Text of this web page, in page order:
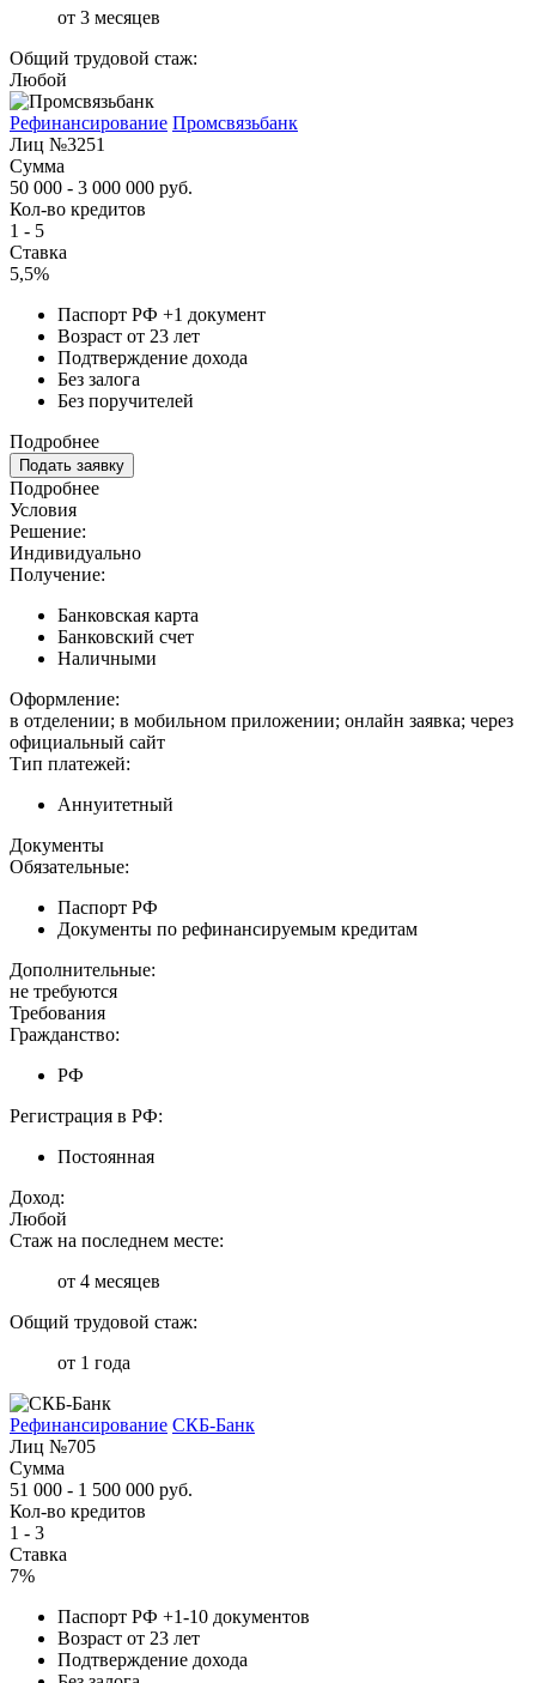
от 3 месяцев
Общий трудовой стаж:
Любой
Рефинансирование Промсвязьбанк
Лиц №3251
Сумма
50 000 - 3 000 000 руб.
Кол-во кредитов
1 - 5
Ставка
5,5%
Паспорт РФ +1 документ
Возраст от 23 лет
Подтверждение дохода
Без залога
Без поручителей
Подробнее
Подать заявку
Подробнее
Условия
Решение:
Индивидуально
Получение:
Банковская карта
Банковский счет
Наличными
Оформление:
в отделении; в мобильном приложении; онлайн заявка; через
официальный сайт
Тип платежей:
Аннуитетный
Документы
Обязательные:
Паспорт РФ
Документы по рефинансируемым кредитам
Дополнительные:
не требуются
Требования
Гражданство:
РФ
Регистрация в РФ:
Постоянная
Доход:
Любой
Стаж на последнем месте:
от 4 месяцев
Общий трудовой стаж:
от 1 года
Рефинансирование СКБ-Банк
Лиц №705
Сумма
51 000 - 1 500 000 руб.
Кол-во кредитов
1 - 3
Ставка
7%
Паспорт РФ +1-10 документов
Возраст от 23 лет
Подтверждение дохода